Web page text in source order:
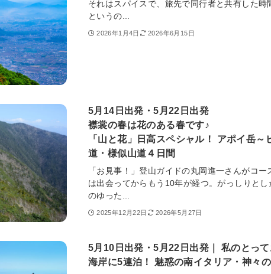
それはスパイスで、旅先で同行者と共有した時
というの...
2026年1月4日 2026年6月15日
5月14日出発・5月22日出発
襟裳の春は花のある春です♪
「山と花」日高スペシャル！ アポイ岳
道・様似山道４日間
「お見事！」登山ガイドの丸岡進一さんがコ
は出会ってからもう10年が経つ。がっしりと
のゆった...
2025年12月22日 2026年5月27日
5月10日出発・5月22日出発｜ 私のとっ
海岸に5連泊！ 魅惑の南イタリア・神々